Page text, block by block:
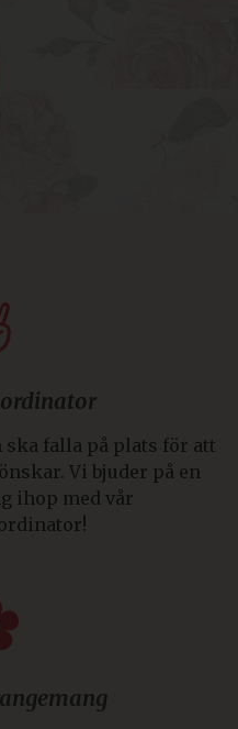
ska falla på plats för att
Vi bjuder på en
ihop med vår